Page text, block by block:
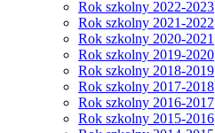
Rok szkolny 2022-2023
Rok szkolny 2021-2022
Rok szkolny 2020-2021
Rok szkolny 2019-2020
Rok szkolny 2018-2019
Rok szkolny 2017-2018
Rok szkolny 2016-2017
Rok szkolny 2015-2016